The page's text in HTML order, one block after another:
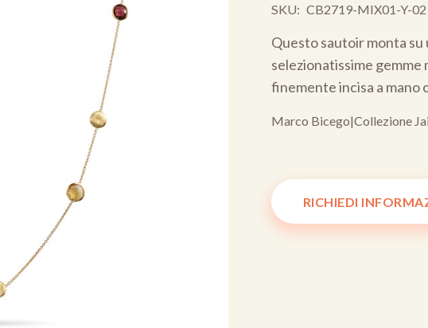
SKU: CB2719-MIX01-Y-02
Questo sautoir monta su
selezionatissime
finemente incisa a mano
Marco Bicego|Collezione
RICHIEDI